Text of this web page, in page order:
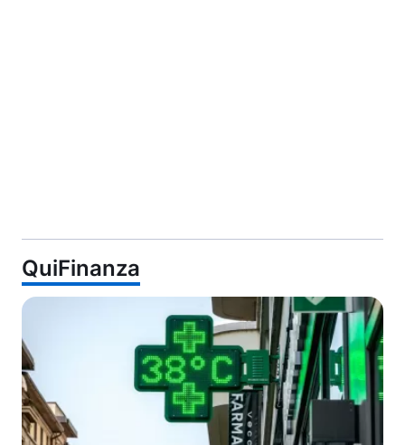
QuiFinanza